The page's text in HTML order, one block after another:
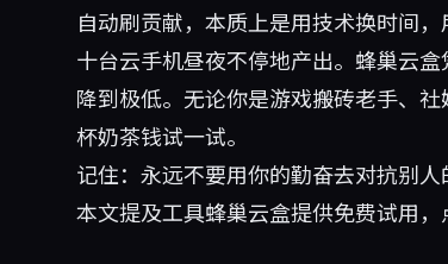
自动刷贡献，本质上是用技术换时间
十台云手机昼夜不停地产出。蜂巢云
降到极低。无论你是游戏搬砖老手、
杯奶茶钱试一试。
记住：永远不要用你的勤奋去对抗别
本文提及工具蜂巢云盒提供免费试用，